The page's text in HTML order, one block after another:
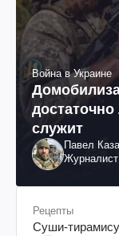
Война в Украине
служит
Павел
Журналист
Рецепты
Суши-